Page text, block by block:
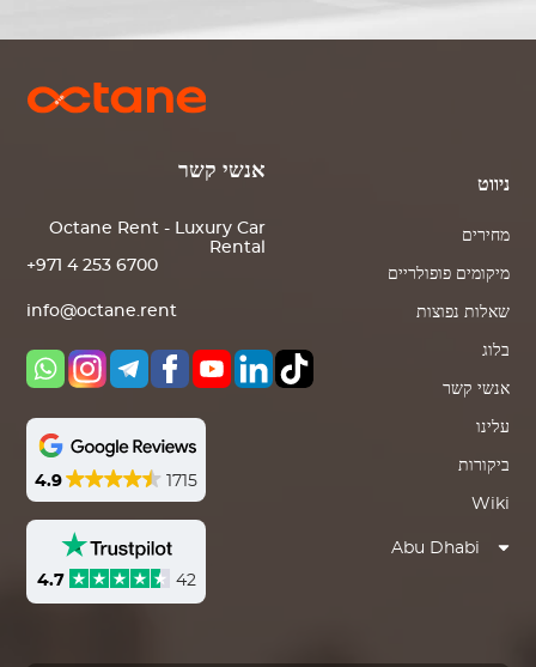
אנשי קשר
Octane Rent - Luxury Car
Rental
+971 4 253 6700
info@octane.rent
4.9 1715
4.7 42
ניווט
מחירים
מיקומים פופולריים
שאלות נפוצות
בלוג
אנשי קשר
עלינו
ביקורות
Wiki
Abu Dhabi